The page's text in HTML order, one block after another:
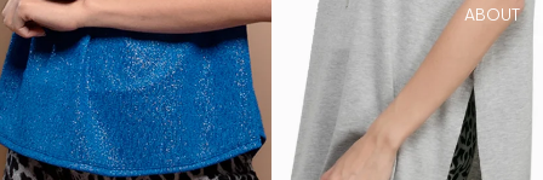
ABOUT